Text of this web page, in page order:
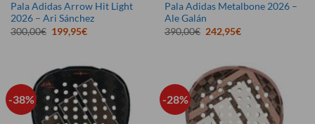
Pala Adidas Arrow Hit Light
2026 – Ari Sánchez
300,00€ El
precio
300,00€.
199,95€El
199,95€.
Pala Adidas Metalbone 2026 –
Ale Galán
390,00€ El
precio
390,00€.
242,95€El
242,95€.
-38% -28%